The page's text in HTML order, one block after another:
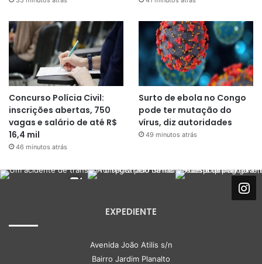
Concurso Polícia Civil:
inscrições abertas, 750
vagas e salário de até R$
16,4 mil
46 minutos atrás
Surto de ebola no Congo
pode ter mutação do
vírus, diz autoridades
49 minutos atrás
EXPEDIENTE
Avenida João Atilis s/n
Bairro Jardim Planalto